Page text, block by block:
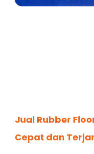
Jual Rubber
Cepat dan